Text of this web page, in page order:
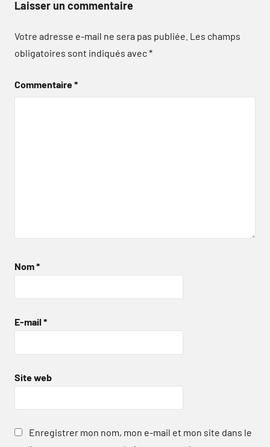
Laisser un commentaire
Votre adresse e-mail ne sera pas publiée. Les champs
obligatoires sont indiqués avec*
Commentaire*
Nom*
E-mail *
Site web
Enregistrer mon nom, mon e-mail et mon site dans le